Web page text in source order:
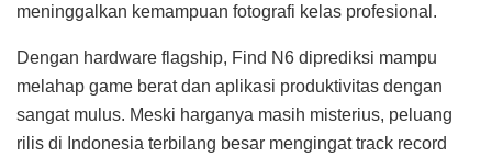
meninggalkan kemampuan fotografi kelas profesional.
Dengan hardware flagship, Find N6 diprediksi mampu
melahap game berat dan aplikasi produktivitas dengan
sangat mulus. Meski harganya masih misterius, peluang
rilis di Indonesia terbilang besar mengingat track record